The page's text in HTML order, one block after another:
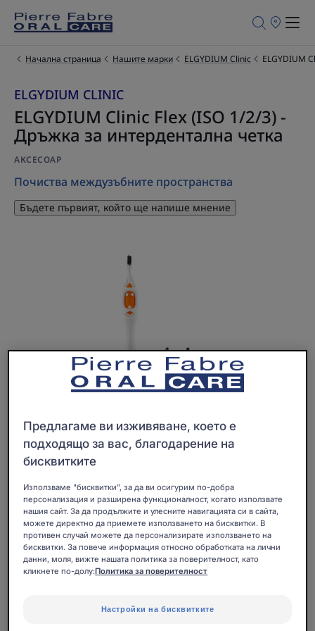
Търговски
продажба
Начална страница Нашите марки ELGYDIUM Clinic ELGYDIUM
ELGYDIUM CLINIC
ELGYDIUM Clinic Flex (ISO 1/2/3) -
Дръжка за интердентална четка
АКСЕСОАР
Почиства междузъбните пространства
Бъдете първият, който ще напише мнение
Дългата дръжка на четката ELGYDIUM Clinic Flex
улеснява почистването на труднодостъпните
междузъбни пространства с цялата ефективност на
Предлагаме ви изживяване, което е
подходящо за вас, благодарение на
бисквитките
Използваме "бисквитки", за да ви осигурим по-добра
персонализация и разширена функционалност, когато използвате
нашия сайт. За да продължите и улесните навигацията си в сайта,
можете директно да приемете използването на бисквитки. В
противен случай можете да персонализирате използването на
бисквитки. За повече информация относно обработката на лични
данни, моля, вижте нашата политика за поверителност, като
кликнете по-долу:Политика за поверителност
Настройки на бисквитките